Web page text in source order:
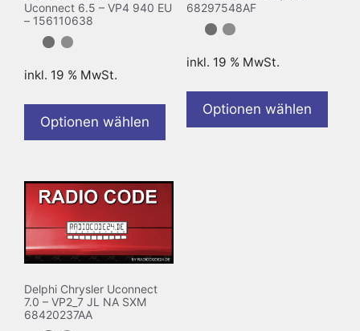
Uconnect 6.5 – VP4 940 EU
– 156110638
inkl. 19 % MwSt.
Optionen wählen
68297548AF
inkl. 19 % MwSt.
Optionen wählen
Delphi Chrysler Uconnect
7.0 – VP2_7 JL NA SXM
68420237AA